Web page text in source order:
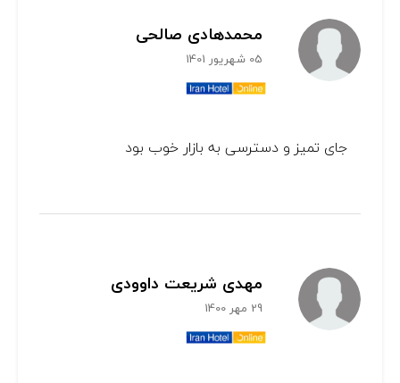
محمدهادی صالحی
05 شهریور 1401
جای تمیز و دسترسی به بازار خوب بود
مهدی شریعت داوودی
29 مهر 1400